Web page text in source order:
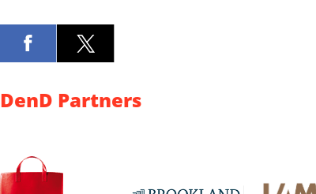
DenD Partners